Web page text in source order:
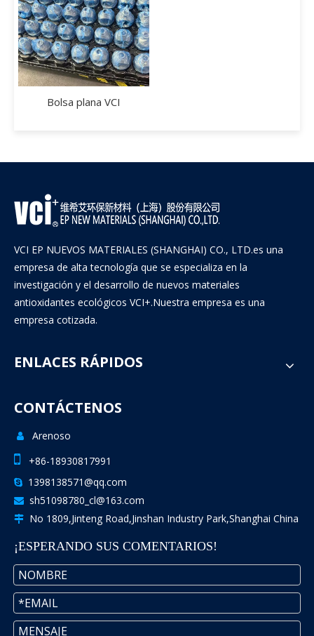
Película de aluminio VCI
Bolsa plana VCI
VCI EP NUEVOS MATERIALES (SHANGHAI) CO., LTD.es una
investigación y el desarrollo de nuevos materiales
antioxidantes ecológicos VCI+.Nuestra empresa es una
empresa cotizada.
ENLACES RÁPIDOS
CONTÁCTENOS
 Arenoso